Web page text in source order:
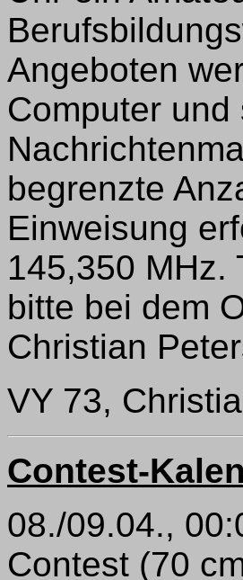
Angeboten
Computer
begrenzte
Einweisung
145,350 MHz.
bitte bei dem
Christian
VY 73,
Contest-
08./09.04.,
Contest (70